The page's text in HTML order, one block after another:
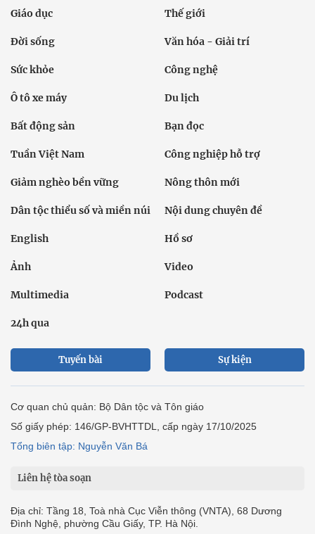
Giáo dục Thế giới
Đời sống Văn hóa - Giải trí
Sức khỏe Công nghệ
Ô tô xe máy Du lịch
Bất động sản Bạn đọc
Tuần Việt Nam Công nghiệp hỗ trợ
Giảm nghèo bền vững Nông thôn mới
Dân tộc thiểu số và miền núi Nội dung chuyên đề
English Hồ sơ
Ảnh Video
Multimedia Podcast
24h qua
Tuyến bài Sự kiện
Cơ quan chủ quản: Bộ Dân tộc và Tôn giáo
Số giấy phép: 146/GP-BVHTTDL, cấp ngày 17/10/2025
Tổng biên tập: Nguyễn Văn Bá
Liên hệ tòa soạn
Địa chỉ: Tầng 18, Toà nhà Cục Viễn thông (VNTA), 68 Dương
Đình Nghệ, phường Cầu Giấy, TP. Hà Nội.